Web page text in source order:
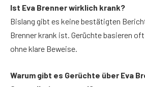
Ist Eva Brenner wirklich krank?
Bislang gibt es keine bestätigten
Brenner krank ist. Gerüchte basieren
ohne klare Beweise.
Warum gibt es Gerüchte über Eva